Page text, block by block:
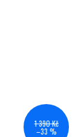
1 390 Kč
–33 %